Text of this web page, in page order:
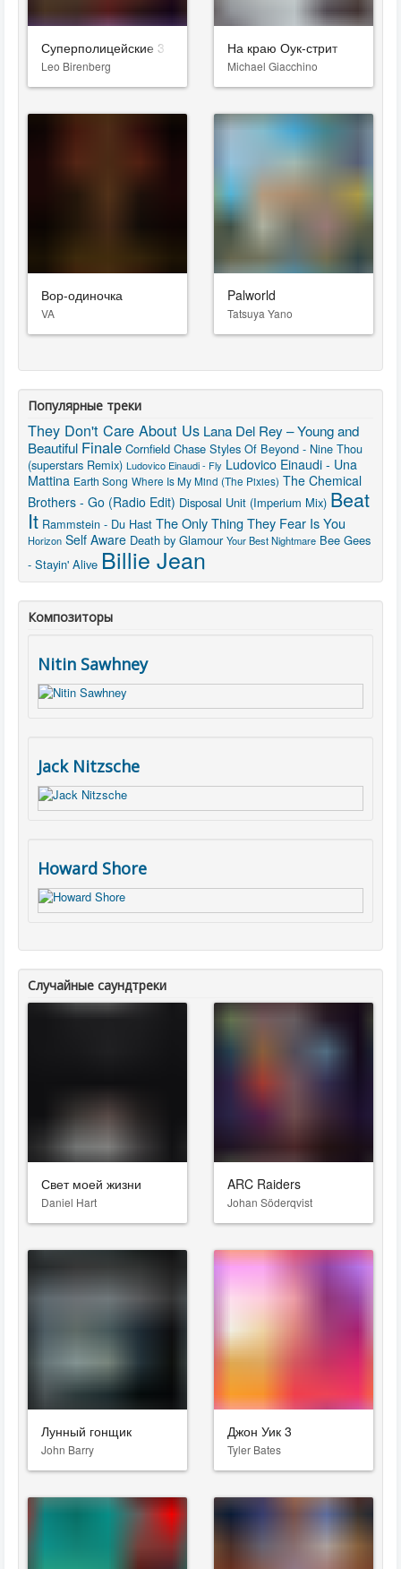
Суперполицейские 3
Leo Birenberg
На краю Оук-стрит
Michael Giacchino
Вор-одиночка
VA
Palworld
Tatsuya Yano
Популярные треки
They Don't Care About Us Lana Del Rey – Young and
Beautiful Finale Cornfield Chase Styles Of Beyond - Nine Thou
(superstars Remix) Ludovico Einaudi - Fly Ludovico Einaudi - Una
Mattina Earth Song Where Is My Mind (The Pixies) The Chemical
Brothers - Go (Radio Edit) Disposal Unit (Imperium Mix) Beat
It Rammstein - Du Hast The Only Thing They Fear Is You
Horizon Self Aware Death by Glamour Your Best Nightmare Bee Gees
- Stayin' Alive Billie Jean
Композиторы
Nitin Sawhney
Jack Nitzsche
Howard Shore
Случайные саундтреки
Свет моей жизни
Daniel Hart
ARC Raiders
Johan Söderqvist
Лунный гонщик
John Barry
Джон Уик 3
Tyler Bates